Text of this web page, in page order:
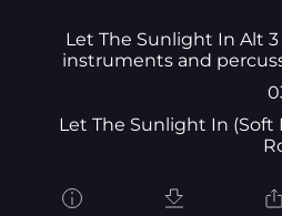
Let The Sunlight In Alt
instruments and
Let The Sunlight In (Soft